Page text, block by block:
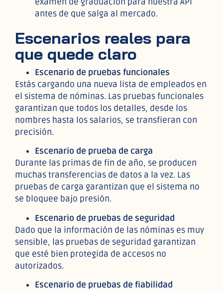
antes de que salga al mercado.
Escenarios reales para
que quede claro
Escenario de pruebas funcionales
Estás cargando una nueva lista de empleados en
el sistema de nóminas. Las pruebas funcionales
garantizan que todos los detalles, desde los
nombres hasta los salarios, se transfieran con
precisión.
Escenario de prueba de carga
Durante las primas de fin de año, se producen
muchas transferencias de datos a la vez. Las
pruebas de carga garantizan que el sistema no
se bloquee bajo presión.
Escenario de pruebas de seguridad
Dado que la información de las nóminas es muy
sensible, las pruebas de seguridad garantizan
que esté bien protegida de accesos no
autorizados.
Escenario de pruebas de fiabilidad